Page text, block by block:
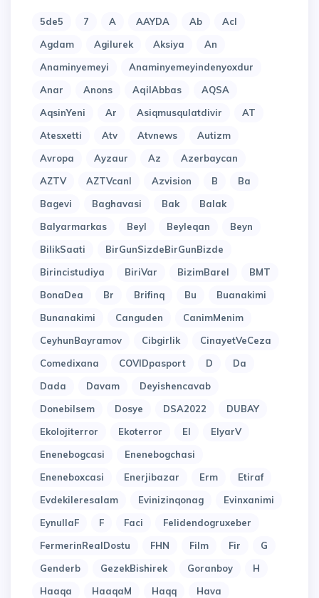
5de5 7 A AAYDA Ab
Acl
Agdam
Agilurek Aksiya
An
Anaminyemeyi
Anaminyemeyindenyoxdur
Anar
Anons AqilAbbas
AQSA
AqsinYeni
Ar Asiqmusqulatdivir
AT
Atesxetti
Atv Atvnews
Autizm
Avropa
Ayzaur Az
Azerbaycan
AZTV
AZTVcanl Azvision B
Ba
Bagevi
Baghavasi Bak
Balak
Balyarmarkas
Beyl Beyleqan
Beyn
BilikSaati
BirGunSizdeBirGunBizde
Birincistudiya
BiriVar BizimBarel
BMT
BonaDea
Br Brifinq Bu
Buanakimi
Bunanakimi
Canguden
CanimMenim
CeyhunBayramov
Cibgirlik
CinayetVeCeza
Comedixana
COVIDpasport D
Da
Dada
Davam
Deyishencavab
Donebilsem
Dosye DSA2022
DUBAY
Ekolojiterror
Ekoterror El
ElyarV
Enenebogcasi
Enenebogchasi
Eneneboxcasi
Enerjibazar Erm
Etiraf
Evdekileresalam
Evinizinqonag
Evinxanimi
EynullaF
F Faci
Felidendogruxeber
FermerinRealDostu
FHN Film Fir
G
Genderb
GezekBishirek Goranboy
H
Haaqa
HaaqaM Haqq
Hava